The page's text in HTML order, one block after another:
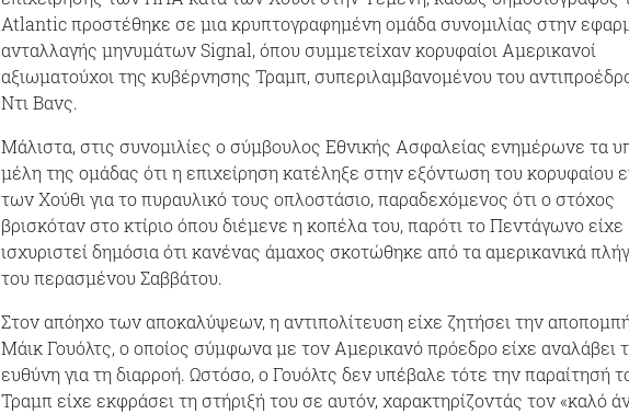
Atlantic προστέθηκε σε μια κρυπτογραφημένη ομάδα συνομιλίας στην
ανταλλαγής μηνυμάτων Signal, όπου συμμετείχαν κορυφαίοι Αμερικανοί
αξιωματούχοι της κυβέρνησης Τραμπ, συπεριλαμβανομένου του
Ντι Βανς.
Μάλιστα, στις συνομιλίες ο σύμβουλος Εθνικής Ασφαλείας ενημέρωνε τα
μέλη της ομάδας ότι η επιχείρηση κατέληξε στην εξόντωση του κορυφαίου
των Χούθι για το πυραυλικό τους οπλοστάσιο, παραδεχόμενος ότι ο στόχος
βρισκόταν στο κτίριο όπου διέμενε η κοπέλα του, παρότι το Πεντάγωνο είχε
ισχυριστεί δημόσια ότι κανένας άμαχος σκοτώθηκε από τα αμερικανικά
του περασμένου Σαββάτου.
Στον απόηχο των αποκαλύψεων, η αντιπολίτευση είχε ζητήσει την
Μάικ Γουόλτς, ο οποίος σύμφωνα με τον Αμερικανό πρόεδρο είχε αναλάβει
ευθύνη για τη διαρροή. Ωστόσο, ο Γουόλτς δεν υπέβαλε τότε την παραίτησή
Τραμπ είχε εκφράσει τη στήριξή του σε αυτόν, χαρακτηρίζοντάς τον «καλό